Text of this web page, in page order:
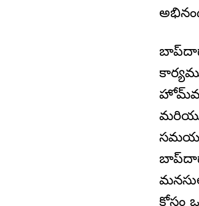
మరియు
సమయం
బాప్‌దాదా
కోసం